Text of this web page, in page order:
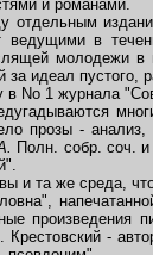
и романами.
отдельным
ведущими в
молодежи в
идеал пустого,
No 1 журнала
прозы -
Полн. собр. соч.
и та же среда,
произведения
-